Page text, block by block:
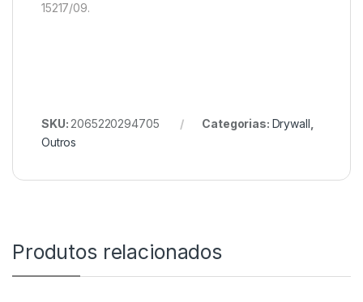
15217/09.
SKU: 2065220294705 Categorias: Drywall
Outros
Produtos relacionados